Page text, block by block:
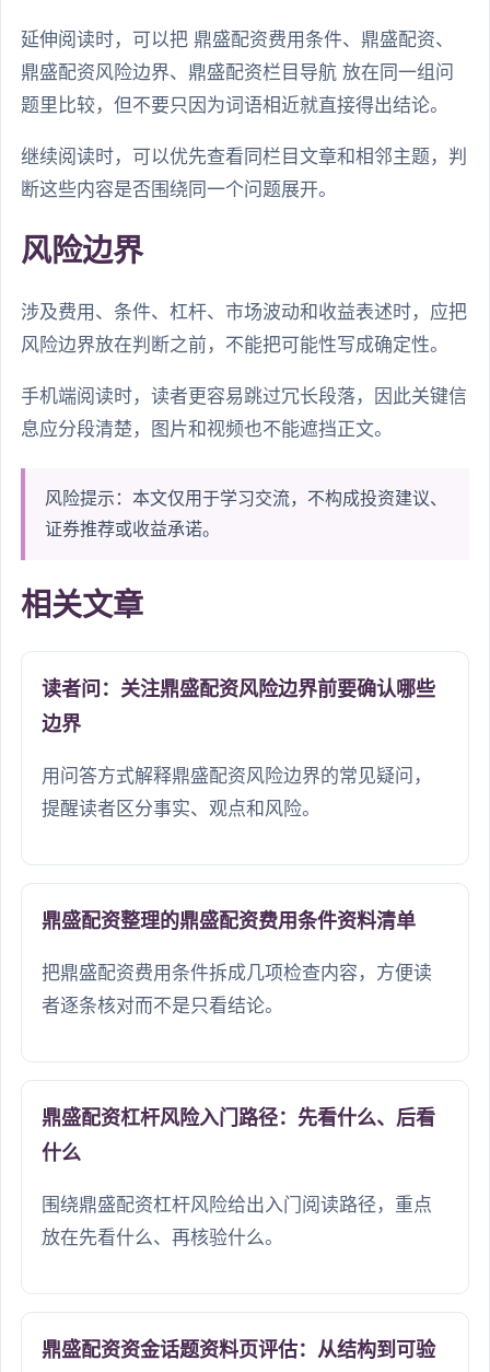
延伸阅读时，可以把 鼎盛配资费用条件、鼎盛配资、
鼎盛配资风险边界、鼎盛配资栏目导航 放在同一组问
题里比较，但不要只因为词语相近就直接得出结论。
继续阅读时，可以优先查看同栏目文章和相邻主题，判
断这些内容是否围绕同一个问题展开。
风险边界
涉及费用、条件、杠杆、市场波动和收益表述时，应把
风险边界放在判断之前，不能把可能性写成确定性。
手机端阅读时，读者更容易跳过冗长段落，因此关键信
息应分段清楚，图片和视频也不能遮挡正文。
风险提示：本文仅用于学习交流，不构成投资建议、
证券推荐或收益承诺。
相关文章
读者问：关注鼎盛配资风险边界前要确认哪些
边界
用问答方式解释鼎盛配资风险边界的常见疑问，
提醒读者区分事实、观点和风险。
鼎盛配资整理的鼎盛配资费用条件资料清单
把鼎盛配资费用条件拆成几项检查内容，方便读
者逐条核对而不是只看结论。
鼎盛配资杠杆风险入门路径：先看什么、后看
什么
围绕鼎盛配资杠杆风险给出入门阅读路径，重点
放在先看什么、再核验什么。
鼎盛配资资金话题资料页评估：从结构到可验